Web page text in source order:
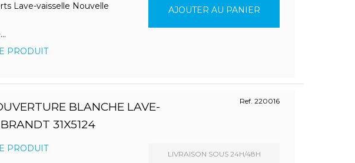
Lave-vaisselle Nouvelle
PRODUIT
AJOUTER AU PANIER
BLANCHE LAVE-
31X5124
Ref. 220016
PRODUIT
LIVRAISON SOUS 24H/48H